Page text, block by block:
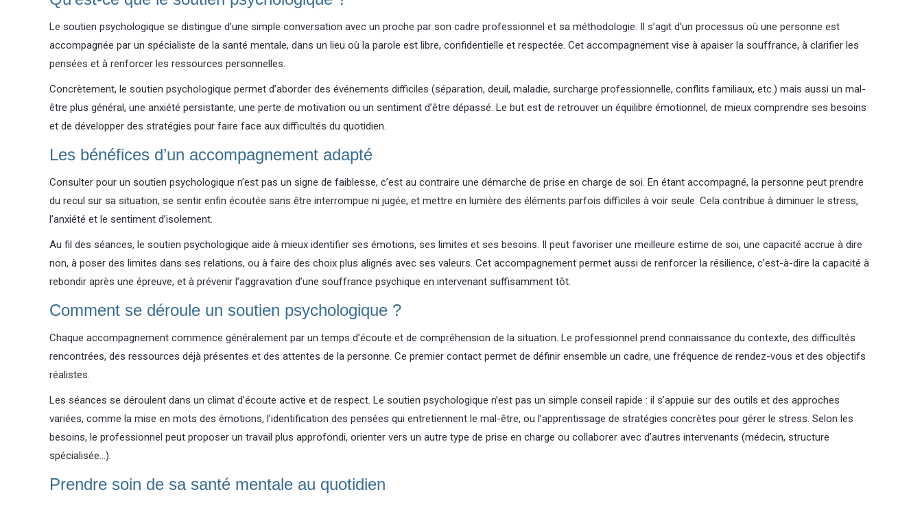
Le soutien psychologique se distingue d’une simple conversation avec un proche par son cadre professionnel et sa méthodologie. Il s’agit d’un processus où une personne est
accompagnée par un spécialiste de la santé mentale, dans un lieu où la parole est libre, confidentielle et respectée. Cet accompagnement vise à apaiser la souffrance, à clarifier les
pensées et à renforcer les ressources personnelles.
Concrètement, le soutien psychologique permet d’aborder des événements difficiles (séparation, deuil, maladie, surcharge professionnelle, conflits familiaux, etc.) mais aussi un mal-
être plus général, une anxiété persistante, une perte de motivation ou un sentiment d’être dépassé. Le but est de retrouver un équilibre émotionnel, de mieux comprendre ses besoins
et de développer des stratégies pour faire face aux difficultés du quotidien.
Les bénéfices d’un accompagnement adapté
Consulter pour un soutien psychologique n’est pas un signe de faiblesse, c’est au contraire une démarche de prise en charge de soi. En étant accompagné, la personne peut prendre
du recul sur sa situation, se sentir enfin écoutée sans être interrompue ni jugée, et mettre en lumière des éléments parfois difficiles à voir seule. Cela contribue à diminuer le stress,
l’anxiété et le sentiment d’isolement.
Au fil des séances, le soutien psychologique aide à mieux identifier ses émotions, ses limites et ses besoins. Il peut favoriser une meilleure estime de soi, une capacité accrue à dire
non, à poser des limites dans ses relations, ou à faire des choix plus alignés avec ses valeurs. Cet accompagnement permet aussi de renforcer la résilience, c’est-à-dire la capacité à
rebondir après une épreuve, et à prévenir l’aggravation d’une souffrance psychique en intervenant suffisamment tôt.
Comment se déroule un soutien psychologique ?
Chaque accompagnement commence généralement par un temps d’écoute et de compréhension de la situation. Le professionnel prend connaissance du contexte, des difficultés
rencontrées, des ressources déjà présentes et des attentes de la personne. Ce premier contact permet de définir ensemble un cadre, une fréquence de rendez-vous et des objectifs
réalistes.
Les séances se déroulent dans un climat d’écoute active et de respect. Le soutien psychologique n’est pas un simple conseil rapide : il s’appuie sur des outils et des approches
variées, comme la mise en mots des émotions, l’identification des pensées qui entretiennent le mal-être, ou l’apprentissage de stratégies concrètes pour gérer le stress. Selon les
besoins, le professionnel peut proposer un travail plus approfondi, orienter vers un autre type de prise en charge ou collaborer avec d’autres intervenants (médecin, structure
spécialisée…).
Prendre soin de sa santé mentale au quotidien